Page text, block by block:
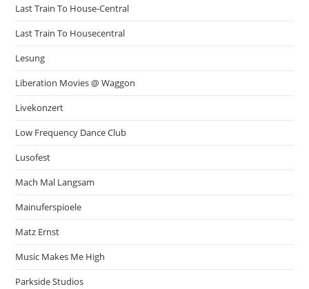
Last Train To House-Central
Last Train To Housecentral
Lesung
Liberation Movies @ Waggon
Livekonzert
Low Frequency Dance Club
Lusofest
Mach Mal Langsam
Mainuferspioele
Matz Ernst
Music Makes Me High
Parkside Studios